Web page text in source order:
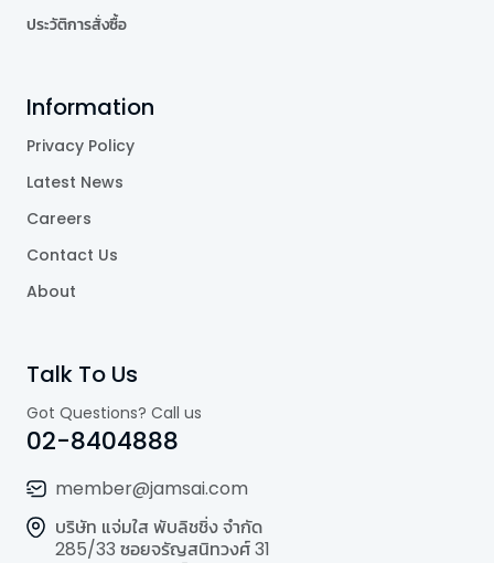
ประวัติการสั่งซื้อ
Information
Privacy Policy
Latest News
Careers
Contact Us
About
Talk To Us
Got Questions? Call us
02-8404888
member@jamsai.com
บริษัท แจ่มใส พับลิชชิ่ง จำกัด
285/33 ซอยจรัญสนิทวงศ์ 31